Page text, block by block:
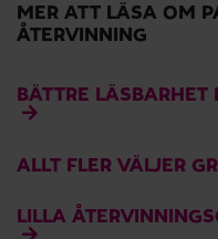
MER ATT LÄSA OM
ÅTERVINNING
BÄTTRE
ALLT FLER VÄLJER
LILLA